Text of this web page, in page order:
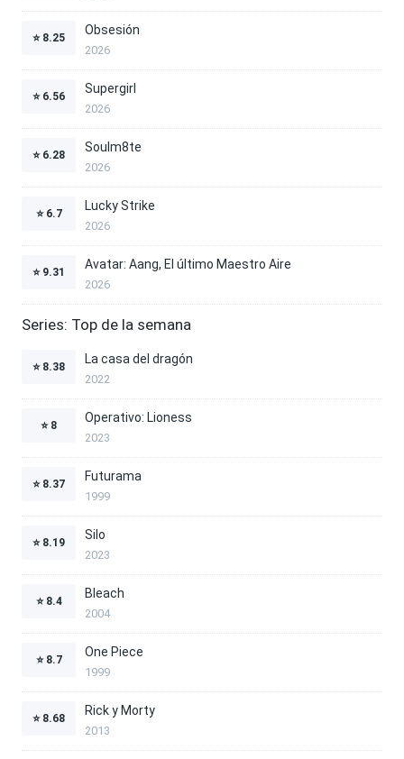
⭐ 8.25
Obsesión
2026
⭐ 6.56
Supergirl
2026
⭐ 6.28
Soulm8te
2026
⭐ 6.7
Lucky Strike
2026
⭐ 9.31
Avatar: Aang, El último Maestro Aire
2026
Series: Top de la semana
⭐ 8.38
La casa del dragón
2022
⭐ 8
Operativo: Lioness
2023
⭐ 8.37
Futurama
1999
⭐ 8.19
Silo
2023
⭐ 8.4
Bleach
2004
⭐ 8.7
One Piece
1999
⭐ 8.68
Rick y Morty
2013